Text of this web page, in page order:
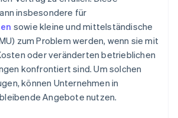
insbesondere für
sowie kleine und mittelständische
zum Problem werden, wenn sie mit
oder veränderten betrieblichen
konfrontiert sind. Um solchen
können Unternehmen in
Angebote nutzen.